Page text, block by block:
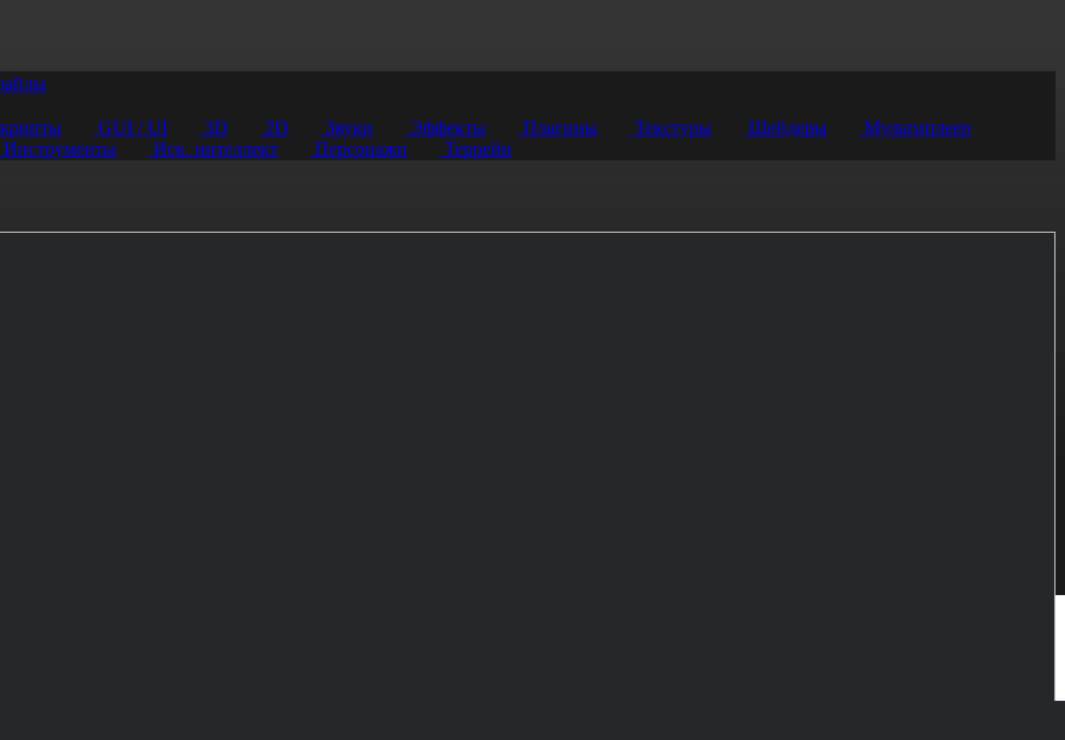
GUI / UI 3D 2D Звуки Эффекты Плагины Текстуры Шейдеры
Мультиплеер
Инструменты Иск. интеллект Персонажи Террейн